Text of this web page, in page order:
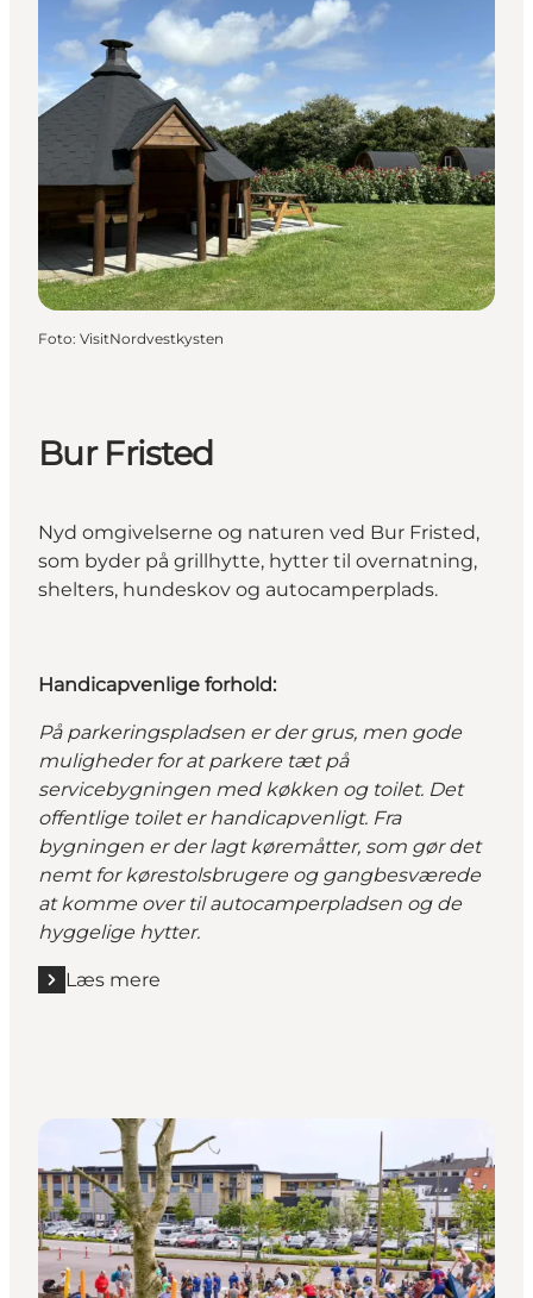
Foto: VisitNordvestkysten
Bur Fristed
Nyd omgivelserne og naturen ved Bur Fristed,
som byder på grillhytte, hytter til overnatning,
shelters, hundeskov og autocamperplads.
Handicapvenlige forhold:
På parkeringspladsen er der grus, men gode
muligheder for at parkere tæt på
servicebygningen med køkken og toilet. Det
offentlige toilet er handicapvenligt. Fra
bygningen er der lagt køremåtter, som gør det
nemt for kørestolsbrugere og gangbesværede
at komme over til autocamperpladsen og de
hyggelige hytter.
Læs mere
Læs mere "Bur Fristed"